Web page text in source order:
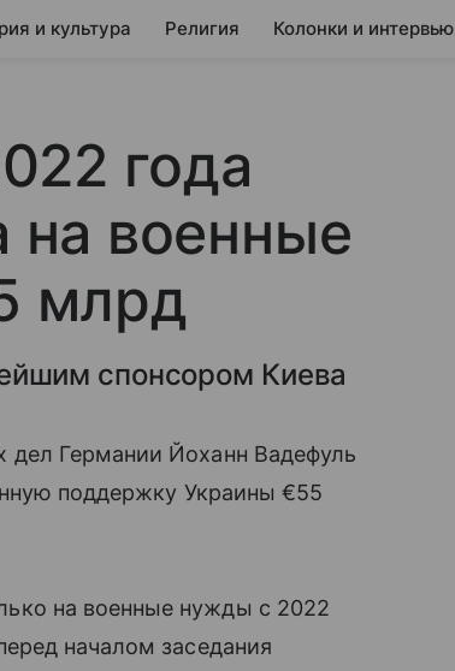
и культура Религия Колонки и интервью
года
на военные
млрд
спонсором Киева
Германии Йоханн Вадефуль
поддержку Украины €55
на военные нужды с 2022
началом заседания